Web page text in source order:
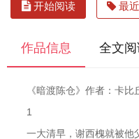
开始阅读 最
作品信息 全文阅
《暗渡陈仓》作者：卡比
1
一大清早，谢西槐就被他